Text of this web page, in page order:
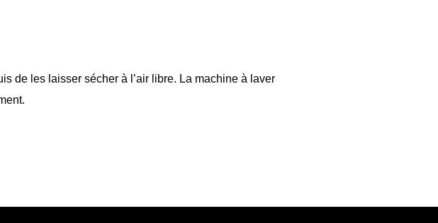
de les laisser sécher à l’air libre. La machine à laver